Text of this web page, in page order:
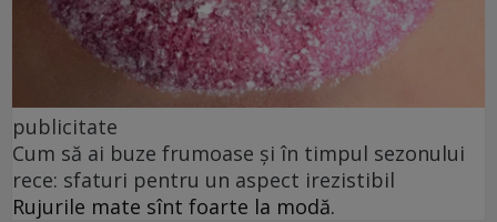
publicitate
Cum să ai buze frumoase şi în timpul sezonului
rece: sfaturi pentru un aspect irezistibil
Rujurile mate sînt foarte la modă.